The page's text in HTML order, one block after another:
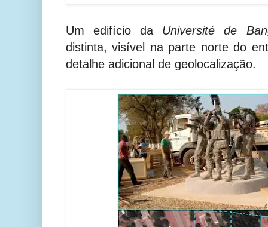
Um edifício da Université de
distinta, visível na parte norte do
detalhe adicional de geolocalização.